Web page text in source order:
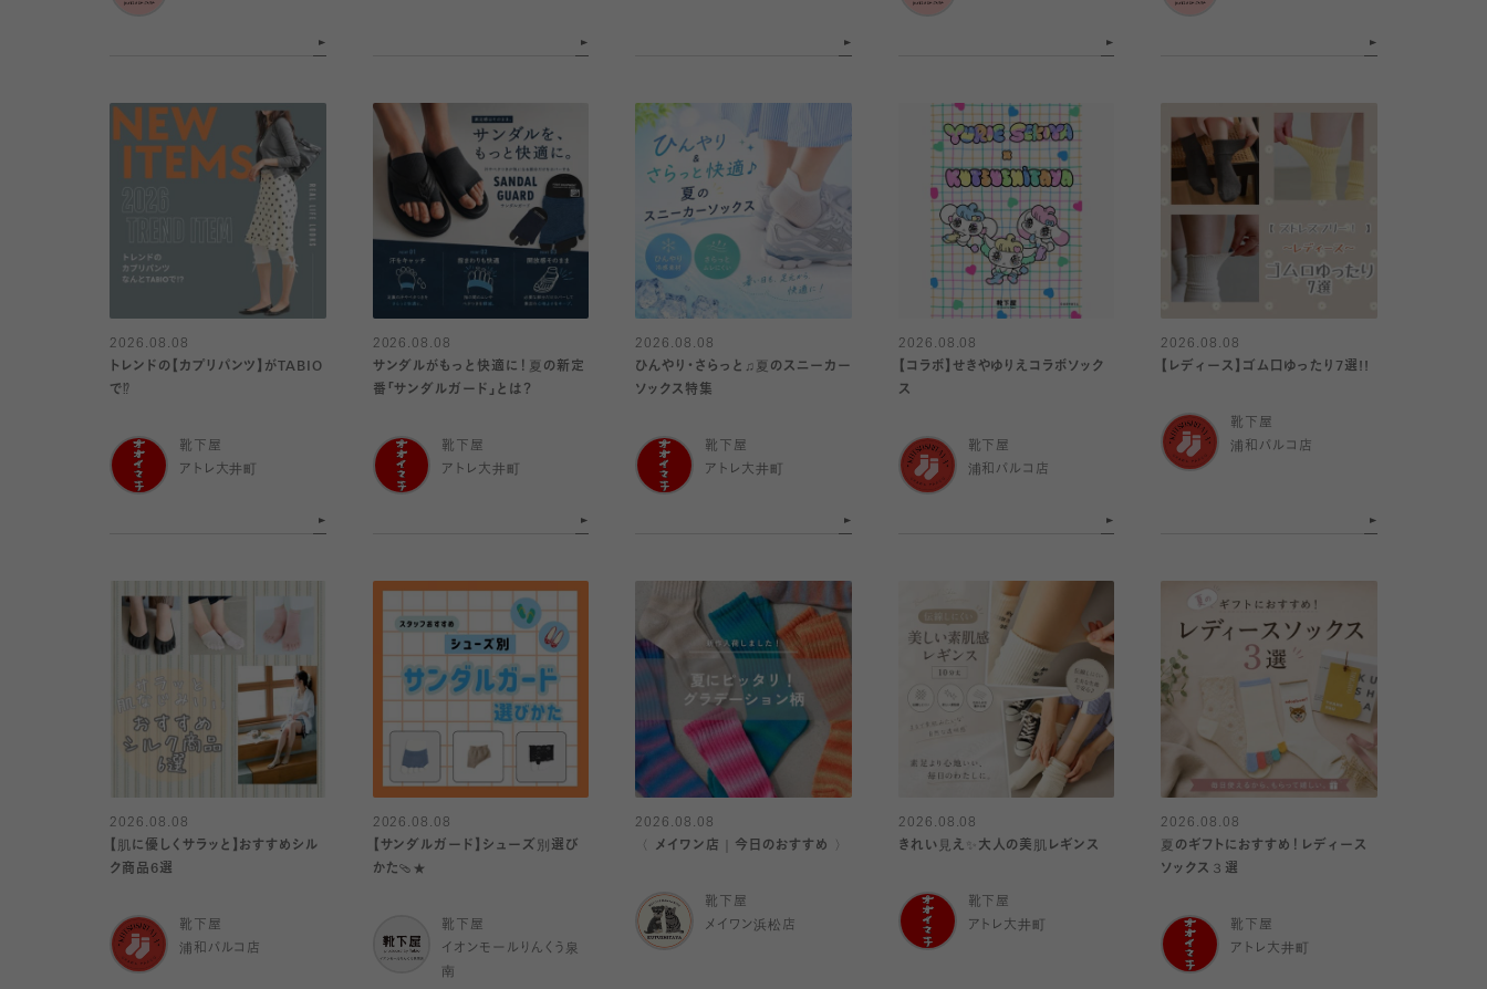
2026.08.08
トレンドの【カプリパンツ】がTABIO
で⁉︎
靴下屋
アトレ大井町
2026.08.08
サンダルがもっと快適に！夏の新定
番「サンダルガード」とは？
靴下屋
アトレ大井町
2026.08.08
ひんやり・さらっと♫夏のスニーカー
ソックス特集
靴下屋
アトレ大井町
2026.08.08
【コラボ】せきやゆりえコラボソック
ス
靴下屋
浦和パルコ店
2026.08.08
【レディース】ゴム口ゆったり7選!!
靴下屋
浦和パルコ店
2026.08.08
【肌に優しくサラッと】おすすめシル
ク商品6選
靴下屋
浦和パルコ店
2026.08.08
【サンダルガード】シューズ別選び
かた🩴★
靴下屋
イオンモールりんくう泉
南
2026.08.08
〈 メイワン店｜今日のおすすめ 〉
靴下屋
メイワン浜松店
2026.08.08
きれい見え✨大人の美肌レギンス
靴下屋
アトレ大井町
2026.08.08
夏のギフトにおすすめ！レディース
ソックス３選
靴下屋
アトレ大井町